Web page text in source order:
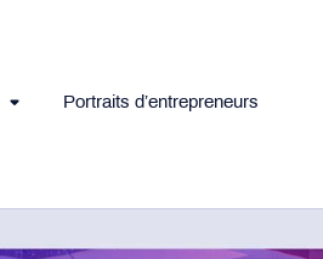
Portraits d’entrepreneurs